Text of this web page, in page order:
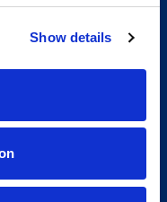
Show details